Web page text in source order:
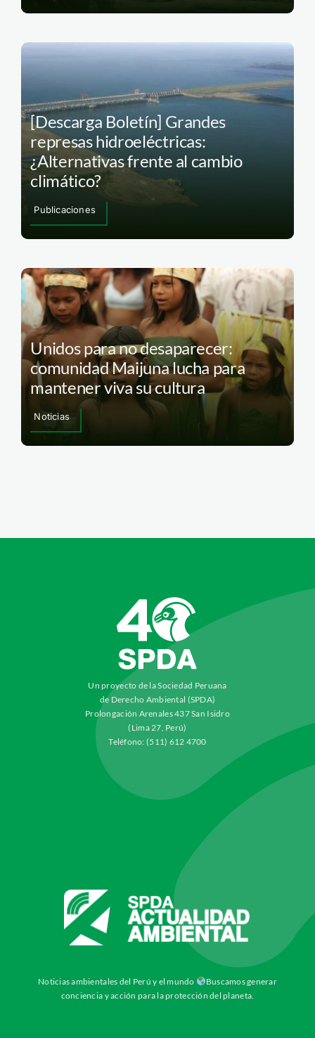
[Descarga Boletín] Grandes
represas hidroeléctricas:
¿Alternativas frente al cambio
climático?
Publicaciones
Unidos para no desaparecer:
comunidad Maijuna lucha para
mantener viva su cultura
Noticias
Un proyecto de la Sociedad Peruana
de Derecho Ambiental (SPDA)
Prolongación Arenales 437 San Isidro
(Lima 27, Perú)
Teléfono: (511) 612 4700
Noticias ambientales del Perú y el mundo
Buscamos generar
conciencia y acción para la protección del planeta.